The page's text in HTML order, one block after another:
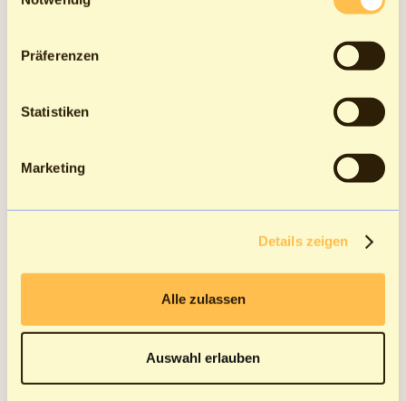
Präferenzen
Statistiken
Marketing
Details zeigen
Alle zulassen
Auswahl erlauben
g) Kündigungsschutz
Beim Ausspruch von Kündigungen musst du den
Sozialauswahl:
Unterhaltspflichten und Schwerbehinderung (§ 1
Abs. 3 KSchG).
Du bist verpflichtet, die Arbeitszeiten deiner
Mitarbeiter systematisch zu erfassen:
Arbeitszeitgesetz (ArbZG):Einhaltung von
Höchstarbeitszeiten und Ruhezeiten.